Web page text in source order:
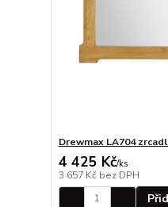
Drewmax LA704
4 425 Kč/ks
3 657 Kč bez DPH